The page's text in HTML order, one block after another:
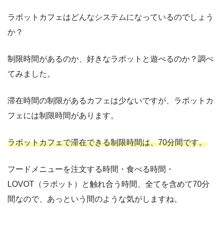
ラボットカフェはどんなシステムになっているのでしょう
か？
制限時間があるのか、好きなラボットと遊べるのか？調べ
てみました。
滞在時間の制限があるカフェは少ないですが、ラボットカ
フェには制限時間があります。
ラボットカフェで滞在できる制限時間は、70分間です。
フードメニューを注文する時間・食べる時間・
LOVOT（ラボット）と触れ合う時間、全てを含めて70分
間なので、あっという間のような気がしますね。